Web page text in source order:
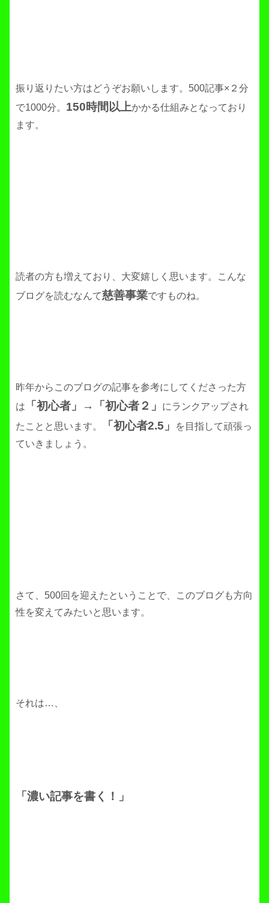
振り返りたい方はどうぞお願いします。500記事×２分
で1000分。 150時間以上かかる仕組みとなっており
ます。
読者の方も増えており、大変嬉しく思います。こんな
ブログを読むなんて慈善事業ですものね。
昨年からこのブログの記事を参考にしてくださった方
は
「初心者」→「初心者２」
にランクアップされ
たことと思います。
「初心者2.5」
を目指して頑張っ
ていきましょう。
さて、500回を迎えたということで、このブログも方向
性を変えてみたいと思います。
それは…、
「濃い記事を書く！」